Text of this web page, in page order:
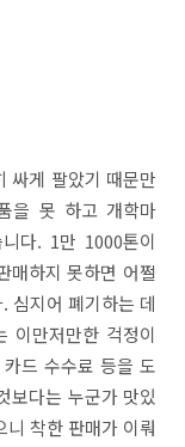
싸게 팔았기 때문만
을 못 하고 개학마
다. 1만 1000톤이
매하지 못하면 어쩔
심지어 폐기하는 데
이만저만한 걱정이
드 수수료 등을 도
보다는 누군가 맛있
착한 판매가 이뤄